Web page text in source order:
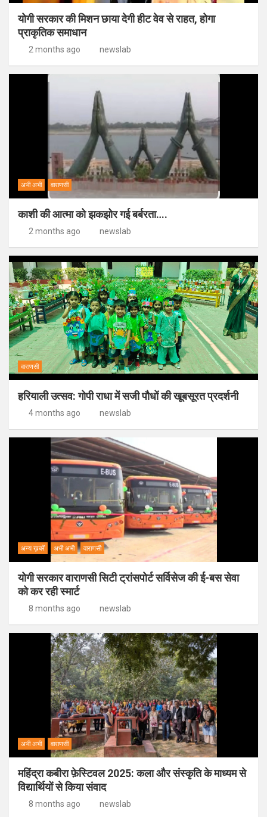
योगी सरकार की मिशन छाया देगी हीट वेव से राहत, होगा
प्राकृतिक समाधान
2 months ago newslab
अभी अभी वाराणसी
काशी की आत्मा को झकझोर गई बर्बरता….
2 months ago newslab
वाराणसी
हरियाली उत्सव: गोपी राधा में सजी पौधों की खूबसूरत प्रदर्शनी
4 months ago newslab
अन्य ख़बरें अभी अभी वाराणसी
योगी सरकार वाराणसी सिटी ट्रांसपोर्ट सर्विसेज की ई-बस सेवा
को कर रही स्मार्ट
8 months ago newslab
अभी अभी वाराणसी
महिंद्रा कबीरा फ़ेस्टिवल 2025: कला और संस्कृति के माध्यम से
विद्यार्थियों से किया संवाद
8 months ago newslab